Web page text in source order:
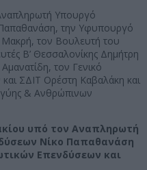
Υπουργό
την Υφυπουργό
Μακρή, τον Βουλευτή του
Β’ Θεσσαλονίκης Δημήτρη
τον Γενικό
ΣΔΙΤ Ορέστη Καβαλάκη και
& Ανθρώπινων
υπό τον Αναπληρωτή
Νίκο Παπαθανάση
Επενδύσεων και